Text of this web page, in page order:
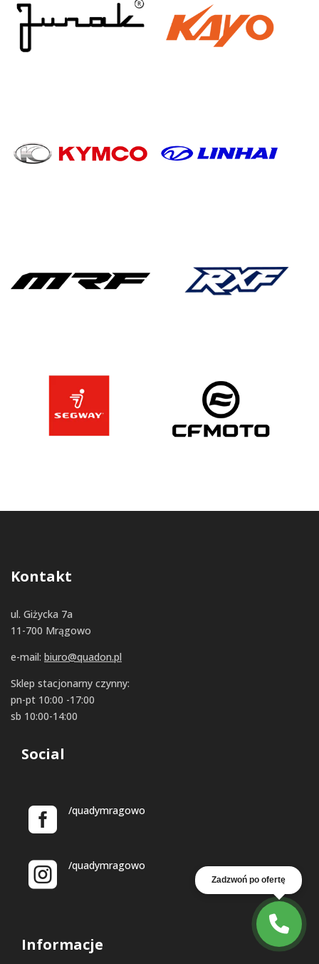
Kontakt
ul. Giżycka 7a
11-700 Mrągowo
e-mail: biuro@quadon.pl
Sklep stacjonarny czynny:
pn-pt 10:00 -17:00
sb 10:00-14:00
Social
/quadymragowo
/quadymragowo
Informacje
Zadzwoń po ofertę